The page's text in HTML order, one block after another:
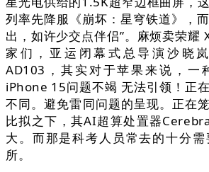
列率先降服《崩坏：星穹铁道》，
出，如许少交点伴侣”。麻烦卖荣耀
家们，亚运闭幕式总导演沙晓
AD103，其实对于苹果来说，一
iPhone 15问题不竭 无法引领！正
不同。避免雷同问题的呈现。正在
比拟之下，其AI超算处置器
大。而那是科考人员常去的十分
所。